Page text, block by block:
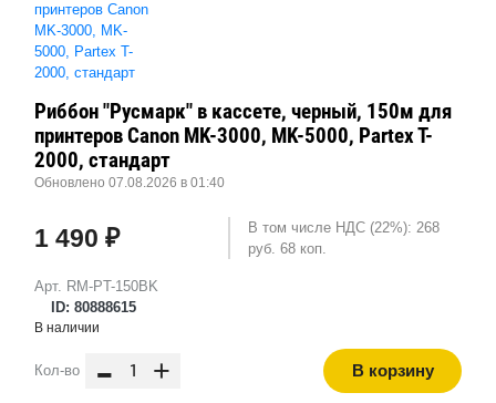
Арт. RM-PT-150BK
ID: 80888615
Риббон "Русмарк" в кассете, черный, 150м для
принтеров Canon MK-3000, MK-5000, Partex T-
2000, стандарт
Обновлено 07.08.2026 в 01:40
1 490 ₽
В том числе НДС (22%): 268
руб. 68 коп.
В наличии
Кол-во - + В корзину